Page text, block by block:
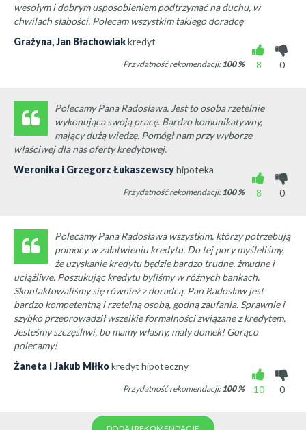
wesołym i dobrym usposobieniem podtrzymać na duchu, w
chwilach słabości. Polecam wszystkim takiego doradcę
Grażyna, Jan Błachowiakkredyt
8
0
Przydatność rekomendacji: 100 %
Polecamy Pana Radosława. Jest to osoba rzetelnie
wykonująca swoją pracę. Bardzo komunikatywny,
mający dużą wiedzę. Pomógł nam przy wyborze
właściwej dla nas oferty kredytowej.
Weronika i Grzegorz Łukaszewscyhipoteka
8
0
Przydatność rekomendacji: 100 %
Polecamy Pana Radosława wszystkim, którzy potrzebują
pomocy w załatwieniu kredytu. Do tej pory myśleliśmy,
że uzyskanie kredytu będzie bardzo trudne, żmudne i
uciążliwe. Poszukując kredytu byliśmy w różnych bankach.
Skontaktowaliśmy się również z doradcą. Pan Radosław jest
bardzo kompetentną i rzetelną osobą, godną zaufania. Sprawnie i
szybko przeprowadził wszelkie formalności związane z kredytem.
Jesteśmy szczęśliwi, bo mamy własny, mały domek! Gorąco
polecamy!
Żaneta i Jakub Miłkokredyt hipoteczny
10
0
Przydatność rekomendacji: 100 %